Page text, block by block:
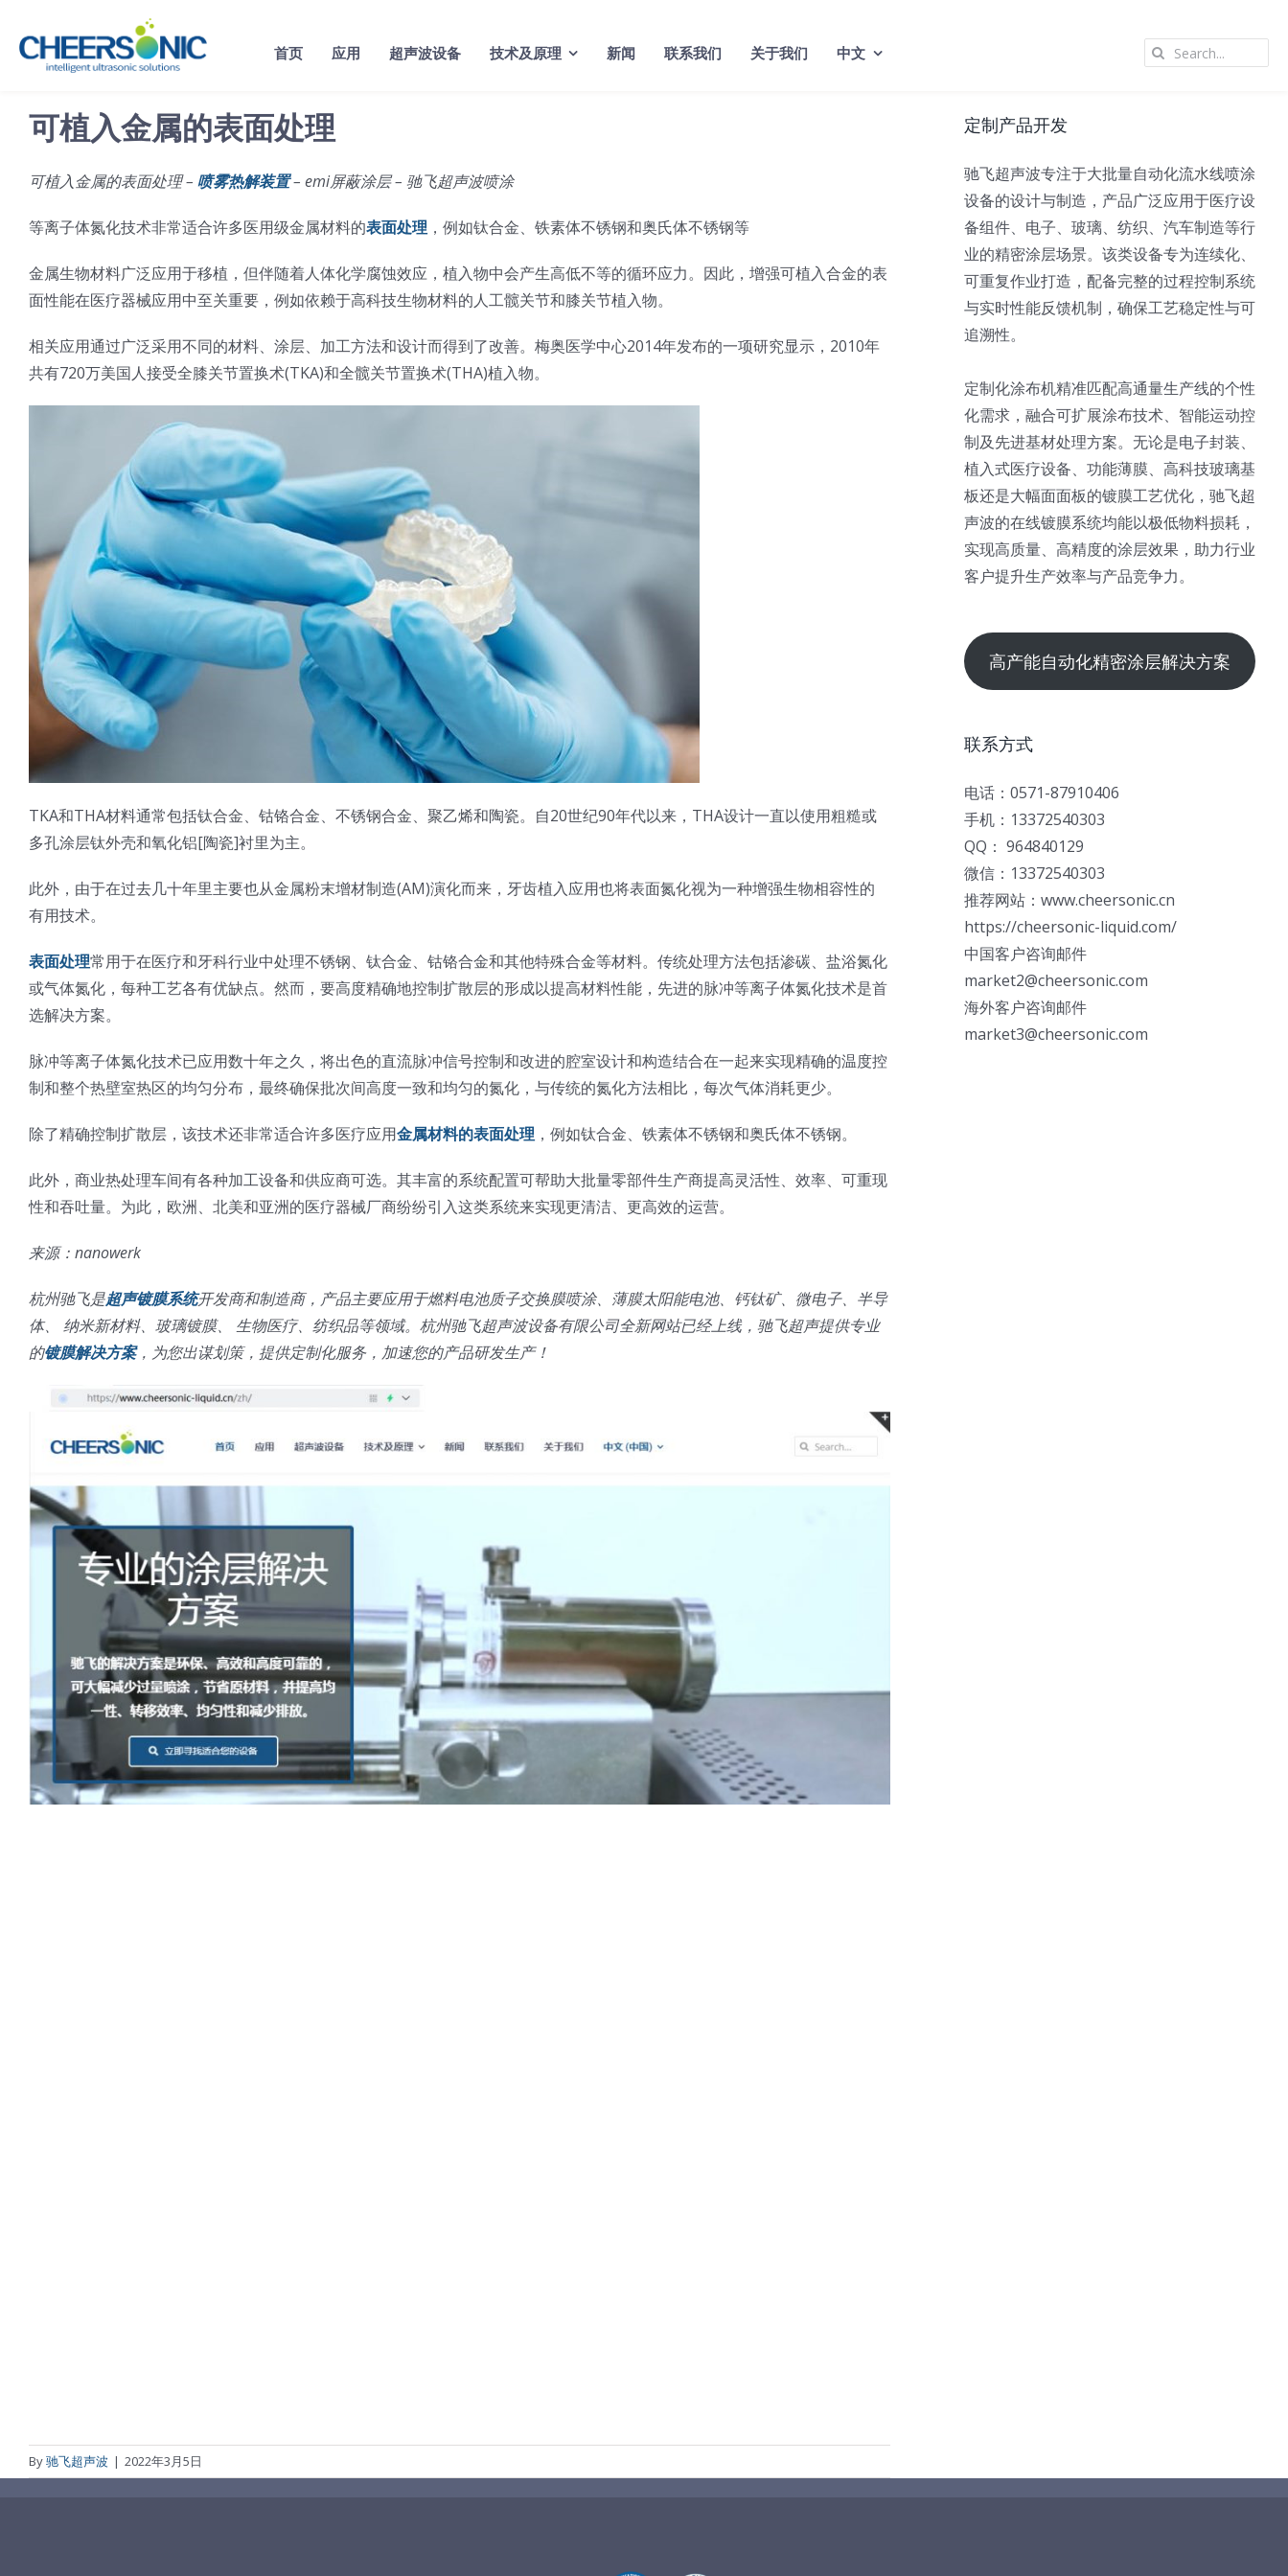
content
首页 应用 超声波设备 技术及原理 新闻 联系我们 关于我们 中文
Search
可植入金属的表面处理
可植入金属的表面处理 – 喷雾热解装置– emi屏蔽涂层 – 驰飞超声波喷涂
等离子体氮化技术非常适合许多医用级金属材料的表面处理 ，例如钛合金、铁素体不锈钢和奥氏体不锈钢等
金属生物材料广泛应用于移植，但伴随着人体化学腐蚀效应，植入物中会产生高低不等的循环应力。因此，增强可植入合金的表
面性能在医疗器械应用中至关重要，例如依赖于高科技生物材料的人工髋关节和膝关节植入物。
相关应用通过广泛采用不同的材料、涂层、加工方法和设计而得到了改善。梅奥医学中心2014年发布的一项研究显示，2010年
共有720万美国人接受全膝关节置换术(TKA)和全髋关节置换术(THA)植入物。
TKA和THA材料通常包括钛合金、钴铬合金、不锈钢合金、聚乙烯和陶瓷。自20世纪90年代以来，THA设计一直以使用粗糙或
多孔涂层钛外壳和氧化铝[陶瓷]衬里为主。
此外，由于在过去几十年里主要也从金属粉末增材制造(AM)演化而来，牙齿植入应用也将表面氮化视为一种增强生物相容性的
有用技术。
表面处理常用于在医疗和牙科行业中处理不锈钢、钛合金、钴铬合金和其他特殊合金等材料。传统处理方法包括渗碳、盐浴氮化
或气体氮化，每种工艺各有优缺点。然而，要高度精确地控制扩散层的形成以提高材料性能，先进的脉冲等离子体氮化技术是首
选解决方案。
脉冲等离子体氮化技术已应用数十年之久，将出色的直流脉冲信号控制和改进的腔室设计和构造结合在一起来实现精确的温度控
制和整个热壁室热区的均匀分布，最终确保批次间高度一致和均匀的氮化，与传统的氮化方法相比，每次气体消耗更少。
除了精确控制扩散层，该技术还非常适合许多医疗应用金属材料的表面处理 ，例如钛合金、铁素体不锈钢和奥氏体不锈钢。
此外，商业热处理车间有各种加工设备和供应商可选。其丰富的系统配置可帮助大批量零部件生产商提高灵活性、效率、可重现
性和吞吐量。为此，欧洲、北美和亚洲的医疗器械厂商纷纷引入这类系统来实现更清洁、更高效的运营。
来源：nanowerk
杭州驰飞是超声镀膜系统开发商和制造商，产品主要应用于燃料电池质子交换膜喷涂、薄膜太阳能电池、钙钛矿、微电子、半导
体、 纳米新材料、玻璃镀膜、 生物医疗、纺织品等领域。杭州驰飞超声波设备有限公司全新网站已经上线，驰飞超声提供专业
的镀膜解决方案，为您出谋划策，提供定制化服务，加速您的产品研发生产！
By驰飞超声波 | 2022年3月5日
定制产品开发
驰飞超声波专注于大批量自动化流水线喷涂
设备的设计与制造，产品广泛应用于医疗设
备组件、电子、玻璃、纺织、汽车制造等行
业的精密涂层场景。该类设备专为连续化、
可重复作业打造，配备完整的过程控制系统
与实时性能反馈机制，确保工艺稳定性与可
追溯性。
定制化涂布机精准匹配高通量生产线的个性
化需求，融合可扩展涂布技术、智能运动控
制及先进基材处理方案。无论是电子封装、
植入式医疗设备、功能薄膜、高科技玻璃基
板还是大幅面面板的镀膜工艺优化，驰飞超
声波的在线镀膜系统均能以极低物料损耗，
实现高质量、高精度的涂层效果，助力行业
客户提升生产效率与产品竞争力。
高产能自动化精密涂层解决方案
联系方式
电话：0571-87910406
手机：13372540303
QQ： 964840129
微信：13372540303
推荐网站：www.cheersonic.cn
https://cheersonic-liquid.com/
中国客户咨询邮件
market2@cheersonic.com
海外客户咨询邮件
market3@cheersonic.com